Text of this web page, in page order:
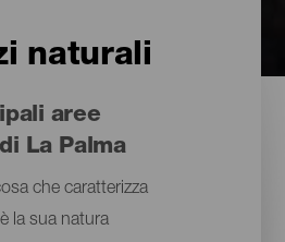
naturali
aree
La Palma
che caratterizza
la sua natura